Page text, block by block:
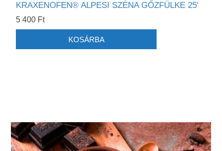
KRAXENOFEN® ALPESI SZÉNA GŐZFÜLKE 25'
5 400 Ft